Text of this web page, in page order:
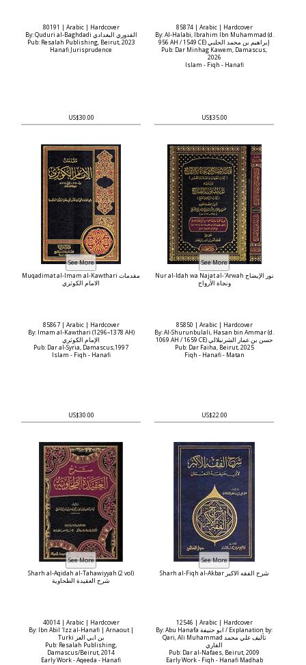
80191 | Arabic | Hardcover
By: Quduri al-Baghdadi القدوري البغدادي
Pub: Resalah Publishing, Beirut, 2023
Hanafi Jurisprudence
US$30.00
85874 | Arabic | Hardcover
By: Al-Halabi, Ibrahim Ibn Muhammad (d.
956 AH / 1549 CE) إبراهيم بن محمد الحلبي
Pub: Dar Minhag Kawem, Damascus,
2026
Islam - Fiqh - Hanafi
US$35.00
Muqadimat al-Imam al-Kawthari مقدمات
الامام الكوثري
85867 | Arabic | Hardcover
By: Imam al-Kawthari (1296–1378 AH)
الإمام الكوثري
Pub: Dar al-Syria, Damascus,1997
Islam - Fiqh - Hanafi
US$30.00
Nur al-Idah wa Najat al-'Arwah نور الإيضاح
ونجاة الأرواح
85850 | Arabic | Hardcover
By: Al-Shurunbulali, Hasan bin Ammar (d.
1069 AH / 1659 CE) حسن بن عمار الشرنبلالي
Pub: Dar Faiha, Beirut, 2025
Fiqh - Hanafi - Matan
US$22.00
Sharh al-Aqidah al-Tahawiyyah (2 vol)
شرح العقيدة الطحاوية
40014 | Arabic | Hardcover
By: Ibn Abil 'Izz al-Hanafi | Arnaout |
Turki بن ابي العز
Pub: Resalah Publishing,
Damascus/Beirut, 2014
Early Work - Aqeeda - Hanafi
Sharh al-Fiqh al-Akbar شرح الفقه الاكبر
12546 | Arabic | Hardcover
By: Abu Hanafa ابو حنيفة / Explanation by:
Qari, Ali Muhammad تأليف علي محمد
القاري
Pub: Dar al-Nafaes, Beirut, 2009
Early Work - Fiqh - Hanafi Madhab